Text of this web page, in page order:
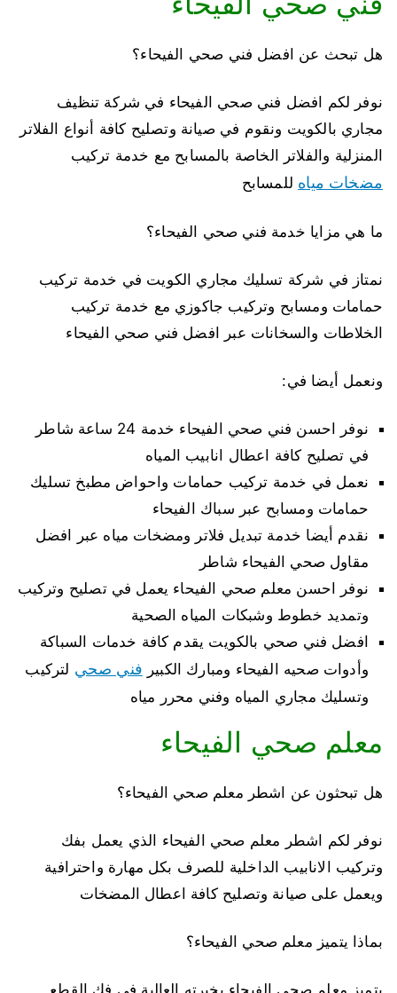
هل تبحث عن افضل فني صحي الفيحاء؟
نوفر لكم افضل فني صحي الفيحاء في شركة تنظيف
مجاري بالكويت ونقوم في صيانة وتصليح كافة أنواع الفلاتر
المنزلية والفلاتر الخاصة بالمسابح مع خدمة تركيب
مضخات مياه للمسابح
ما هي مزايا خدمة فني صحي الفيحاء؟
نمتاز في شركة تسليك مجاري الكويت في خدمة تركيب
حمامات ومسابح وتركيب جاكوزي مع خدمة تركيب
الخلاطات والسخانات عبر افضل فني صحي الفيحاء
ونعمل أيضا في:
نوفر احسن فني صحي الفيحاء خدمة 24 ساعة شاطر
في تصليح كافة اعطال انابيب المياه
نعمل في خدمة تركيب حمامات واحواض مطبخ تسليك
حمامات ومسابح عبر سباك الفيحاء
نقدم أيضا خدمة تبديل فلاتر ومضخات مياه عبر افضل
مقاول صحي الفيحاء شاطر
نوفر احسن معلم صحي الفيحاء يعمل في تصليح وتركيب
وتمديد خطوط وشبكات المياه الصحية
افضل فني صحي بالكويت يقدم كافة خدمات السباكة
وأدوات صحيه الفيحاء ومبارك الكبير فني صحي لتركيب
وتسليك مجاري المياه وفني محرر مياه
معلم صحي الفيحاء
هل تبحثون عن اشطر معلم صحي الفيحاء؟
نوفر لكم اشطر معلم صحي الفيحاء الذي يعمل بفك
وتركيب الانابيب الداخلية للصرف بكل مهارة واحترافية
ويعمل على صيانة وتصليح كافة اعطال المضخات
بماذا يتميز معلم صحي الفيحاء؟